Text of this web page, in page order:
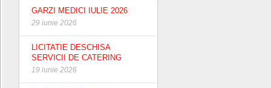
GARZI MEDICI IULIE 2026
29 iunie 2026
LICITATIE DESCHISA
SERVICII DE CATERING
19 iunie 2026